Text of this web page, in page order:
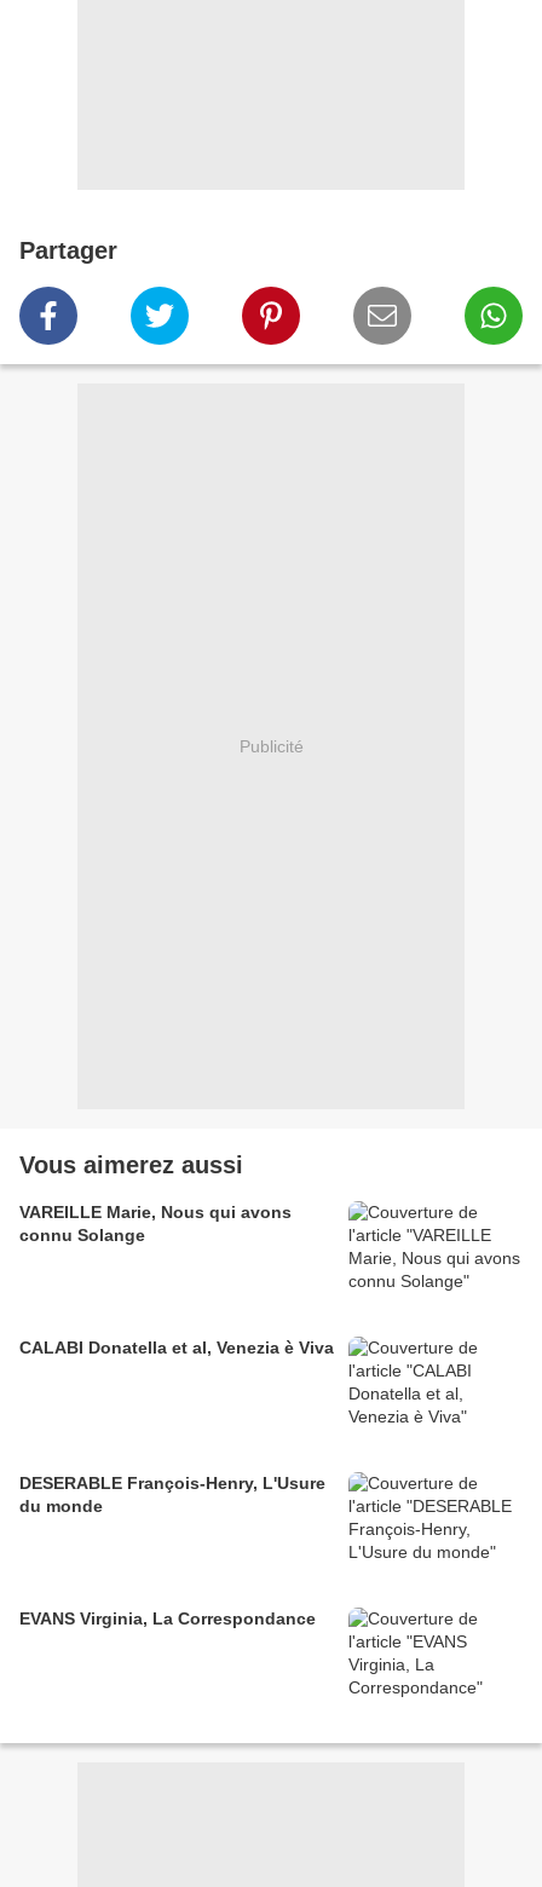
Partager
Publicité
Vous aimerez aussi
VAREILLE Marie, Nous qui avons
connu Solange
CALABI Donatella et al, Venezia è Viva
DESERABLE François-Henry, L'Usure
du monde
EVANS Virginia, La Correspondance